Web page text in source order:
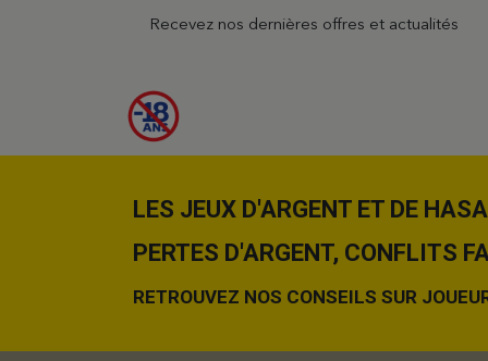
Recevez nos dernières offres et actualités
LES JEUX D'ARGENT ET DE
PERTES D'ARGENT, CONFLITS
RETROUVEZ NOS CONSEILS SUR